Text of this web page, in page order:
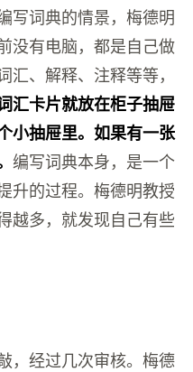
写词典的情景，梅德明
没有电脑，都是自己做
汇、解释、注释等等，
汇卡片就放在柜子抽屉
小抽屉里。如果有一张
编写词典本身，是一个
升的过程。梅德明教授
越多，就发现自己有些
，经过几次审核。梅德